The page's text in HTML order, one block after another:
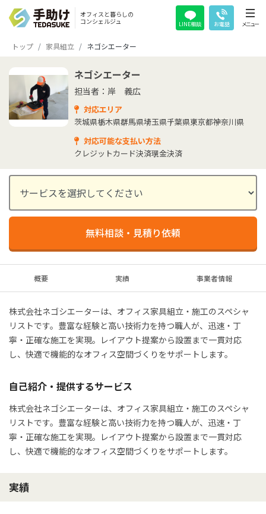
オフィスと暮らしの
コンシェルジュ
LINE相談 お電話 メニュー
トップ 家具組立 ネゴシエーター
ネゴシエーター
担当者：岸 義広
対応エリア
茨城県栃木県群馬県埼玉県千葉県東京都神奈川県
対応可能な支払い方法
クレジットカード決済現金決済
無料相談・見積り依頼
概要 実績 事業者情報
株式会社ネゴシエーターは、オフィス家具組立・施工のスペシャ
リストです。豊富な経験と高い技術力を持つ職人が、迅速・丁
寧・正確な施工を実現。レイアウト提案から設置まで一貫対応
し、快適で機能的なオフィス空間づくりをサポートします。
自己紹介・提供するサービス
株式会社ネゴシエーターは、オフィス家具組立・施工のスペシャ
リストです。豊富な経験と高い技術力を持つ職人が、迅速・丁
寧・正確な施工を実現。レイアウト提案から設置まで一貫対応
し、快適で機能的なオフィス空間づくりをサポートします。
実績